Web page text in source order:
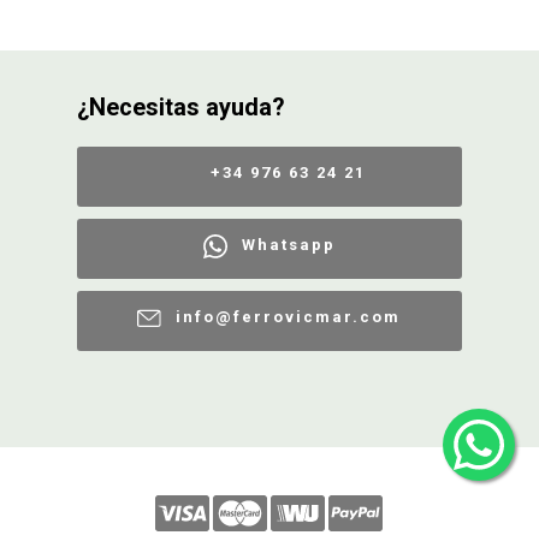
¿Necesitas ayuda?
+34 976 63 24 21
Whatsapp
info@ferrovicmar.com